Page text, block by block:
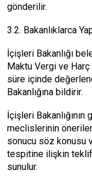
gönderilir.
3.2. Bakanlıklarca
İçişleri Bakanlığı
Maktu Vergi ve Harç
süre içinde
Bakanlığına bildirir.
İçişleri
meclislerinin
sonucu söz konusu
tespitine ilişkin teklif
sunulur.